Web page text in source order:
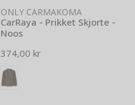
Vælg muligheder
ONLY CARMAKOMA
CarRaya - Prikket Skjorte -
Noos
Normal
pris
374,00 kr